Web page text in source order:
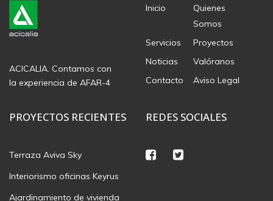
ACICALIA. Contamos con
la experiencia de AFAR-4
Inicio
Quienes
Somos
Servicios
Proyectos
Noticias
Valóranos
Contacto
Aviso Legal
PROYECTOS RECIENTES
Terraza Aviva Sky
Interiorismo oficinas Keyrus
Ajardinamiento de vivienda
REDES SOCIALES